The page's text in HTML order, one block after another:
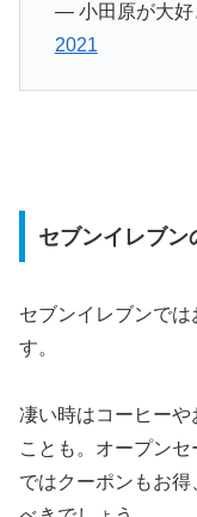
— 小田原が大好
2021
セブンイレブン
セブンイレブンで
す。
凄い時はコーヒー
ことも。オープン
ではクーポンもお得